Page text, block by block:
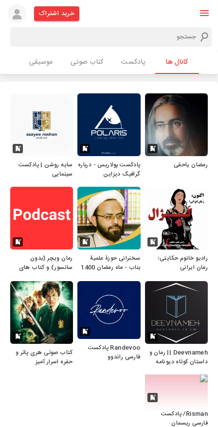
خرید اشتراک
کانال ها پادکست کتاب صوتی موسیقی
رمضان یاحقی
پادکست پولاریس - درباره
گرافیک دیزاین
سایه روشن | پادکست
سینمایی
رادیو خانوم حکایتی؛
رمان ایرانی
سخنرانی حوزۀ علمیۀ
بناب - ماه رمضان 1400
رمان ویچر (بدون
سانسور) و کتاب های
Deevnameh || رمان و
داستان کوتاه دیونامه
Randevoo پادکست
فارسی راندوو
کتاب صوتی هری پاتر و
حفره اسرار آمیز
Risman/ پادکست
فارسی ریسمان